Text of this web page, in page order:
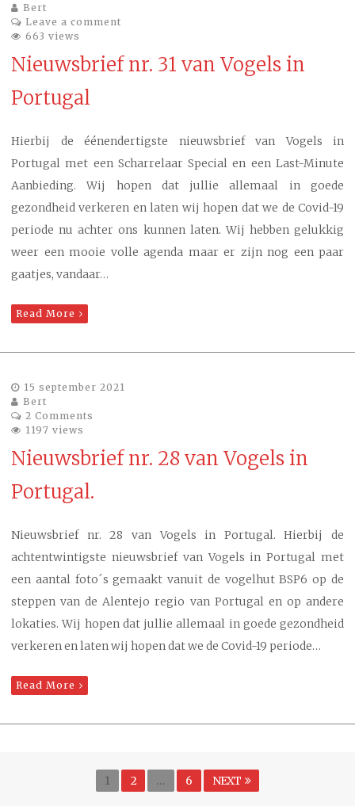
Bert
Leave a comment
663 views
Nieuwsbrief nr. 31 van Vogels in
Portugal
Hierbij de éénendertigste nieuwsbrief van Vogels in
Portugal met een Scharrelaar Special en een Last-Minute
Aanbieding. Wij hopen dat jullie allemaal in goede
gezondheid verkeren en laten wij hopen dat we de Covid-19
periode nu achter ons kunnen laten. Wij hebben gelukkig
weer een mooie volle agenda maar er zijn nog een paar
gaatjes, vandaar…
Read More
15 september 2021
Bert
2 Comments
1197 views
Nieuwsbrief nr. 28 van Vogels in
Portugal.
Nieuwsbrief nr. 28 van Vogels in Portugal. Hierbij de
achtentwintigste nieuwsbrief van Vogels in Portugal met
een aantal foto´s gemaakt vanuit de vogelhut BSP6 op de
steppen van de Alentejo regio van Portugal en op andere
lokaties. Wij hopen dat jullie allemaal in goede gezondheid
verkeren en laten wij hopen dat we de Covid-19 periode…
Read More
Page
1 PAGE
2 … PAGE
6 NEXT